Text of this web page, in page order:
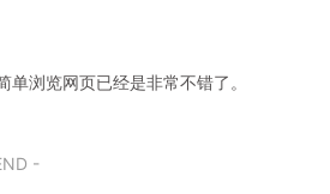
浏览网页已经是非常不错了。
-